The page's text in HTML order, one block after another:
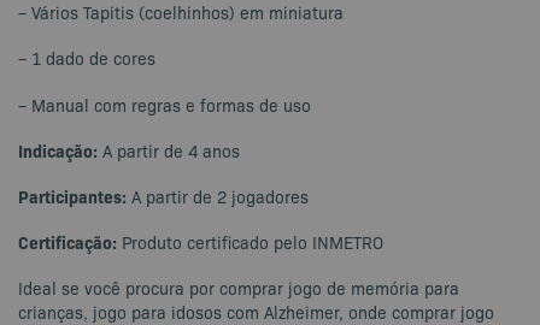
– Vários Tapitis (coelhinhos) em miniatura
– 1 dado de cores
– Manual com regras e formas de uso
Indicação: A partir de 4 anos
Participantes: A partir de 2 jogadores
Certificação: Produto certificado pelo INMETRO
Ideal se você procura por comprar jogo de memória para
crianças, jogo para idosos com Alzheimer, onde comprar jogo